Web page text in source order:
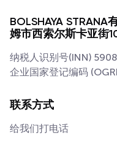
BOLSHAYA STRANA
姆市西索尔斯卡亚街
纳税人识别号(INN)
企业国家登记编码
联系方式
给我们打电话